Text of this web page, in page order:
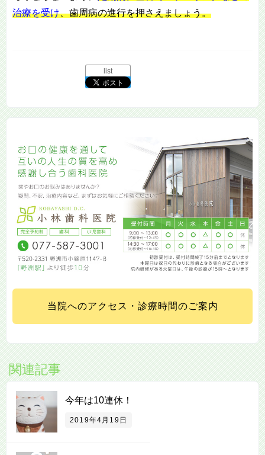
治療を受け、歯周病の進行を押さえましょう。
list
当院へのアクセス・診療時間のご案内
関連記事
今年は10連休！
2019年4月19日